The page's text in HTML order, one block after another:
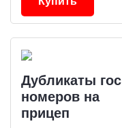
Дубликаты гос
номеров на
прицеп